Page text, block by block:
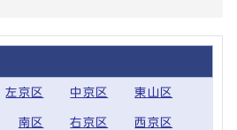
左京区 中京区 東山区
南区 右京区 西京区